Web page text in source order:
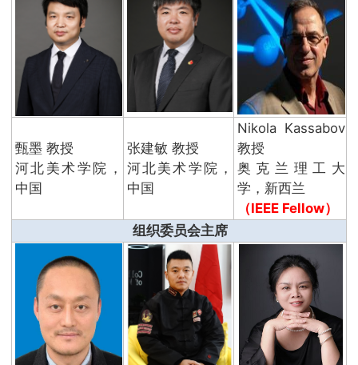
甄墨 教授
河北美术学院，
中国
张建敏 教授
河北美术学院，
中国
Nikola Kassabov
教授
奥克兰理工大
学，新西兰
（IEEE Fellow）
组织委员会主席